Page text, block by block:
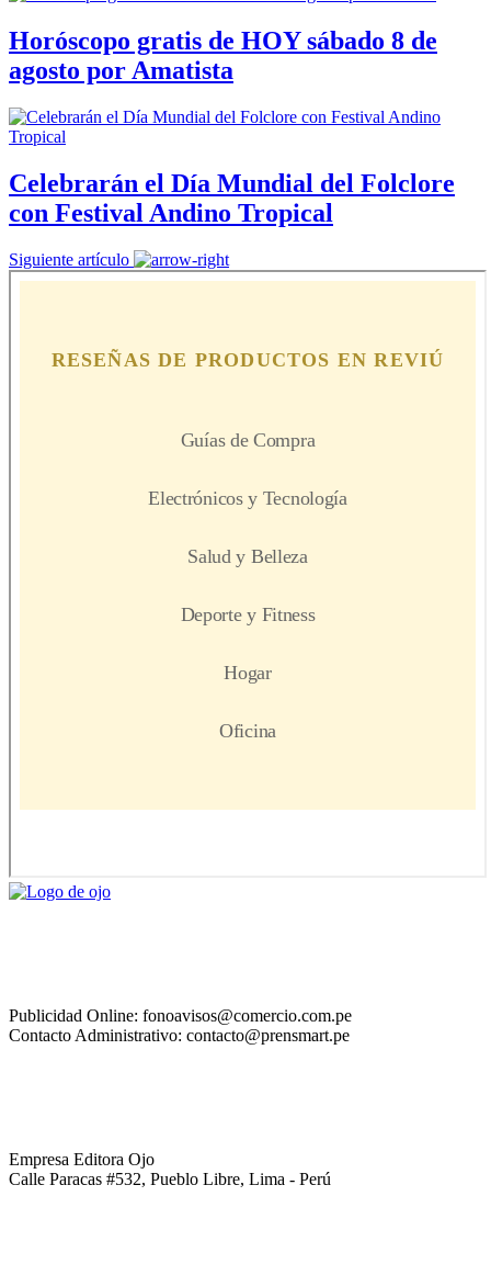
Horóscopo gratis de HOY sábado 8 de
agosto por Amatista
Celebrarán el Día Mundial del Folclore
con Festival Andino Tropical
Siguiente artículo
Publicidad Online: fonoavisos@comercio.com.pe
Contacto Administrativo: contacto@prensmart.pe
Empresa Editora Ojo
Calle Paracas #532, Pueblo Libre, Lima - Perú